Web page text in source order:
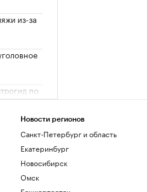
из-за
по
число
ВСУ
Новости регионов
Санкт-Петербург и область
Екатеринбург
Новосибирск
Омск